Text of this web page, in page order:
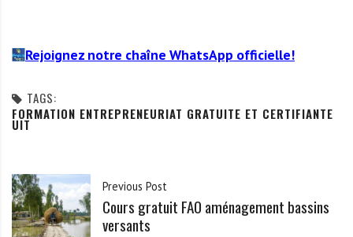
Rejoignez notre chaîne WhatsApp officielle!
TAGS:
FORMATION ENTREPRENEURIAT GRATUITE ET CERTIFIANTE
UIT
Previous Post
Cours gratuit FAO aménagement bassins
versants